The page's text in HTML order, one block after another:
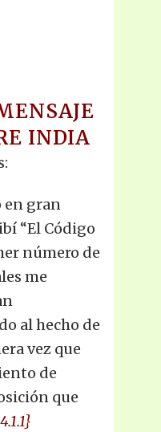
INDIA
en gran
“El Código
número de
me
al hecho de
vez que
de
que